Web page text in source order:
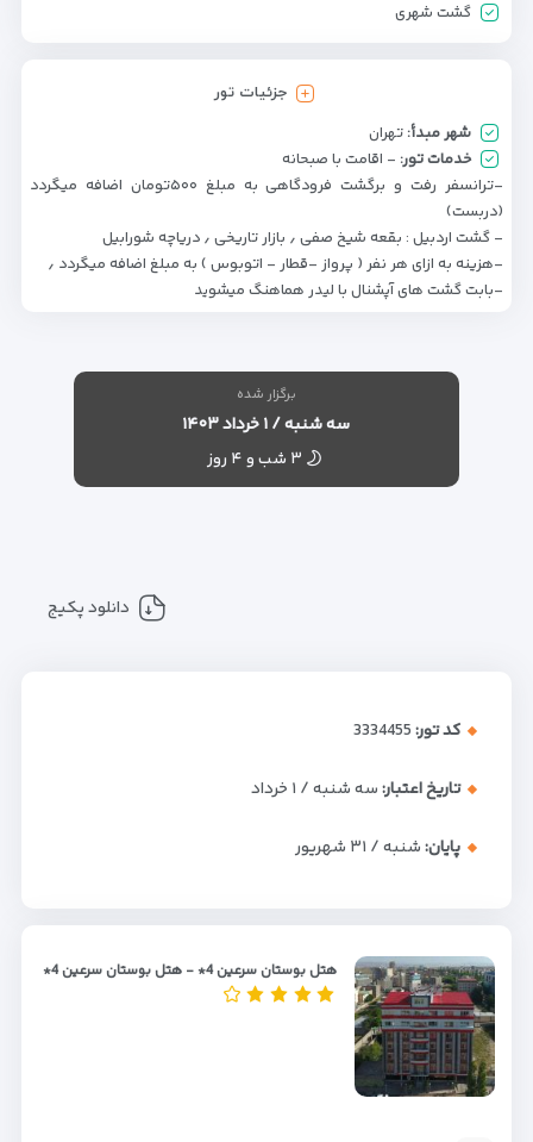
گشت شهری
جزئیات تور
شهر مبدأ: تهران
خدمات تور: - اقامت با صبحانه
-ترانسفر رفت و برگشت فرودگاهی به مبلغ ۵۰۰تومان اضافه میگردد
(دربست)
- گشت اردبیل : بقعه شیخ صفی ٫ بازار تاریخی ٫ دریاچه شورابیل
-هزینه به ازای هر نفر ( پرواز -قطار - اتوبوس ) به مبلغ اضافه میگردد ٫
-بابت گشت های آپشنال با لیدر هماهنگ میشوید
برگزار شده
سه شنبه / ۱ خرداد ۱۴۰۳
۳ شب و ۴ روز
دانلود پکیج
کد تور:3334455
تاریخ اعتبار:سه شنبه / ۱ خرداد
پایان:شنبه / ۳۱ شهریور
هتل بوستان سرعین 4* - هتل بوستان سرعین 4*